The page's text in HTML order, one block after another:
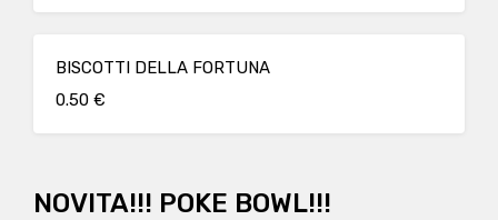
BISCOTTI DELLA FORTUNA
0.50 €
NOVITA!!! POKE BOWL!!!